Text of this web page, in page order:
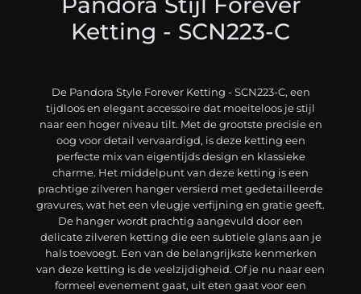
Ketting - SCN223-C
De Pandora Style Forever Ketting - SCN223-C, een
tijdloos en elegant accessoire dat moeiteloos je stijl
naar een hoger niveau tilt. Met de grootste precisie en
oog voor detail vervaardigd, is deze ketting een
perfecte mix van eigentijds design en klassieke
charme. Het middelpunt van deze ketting is een
prachtige zilveren hanger versierd met gedetailleerde
gravures, wat het een vleugje verfijning en gratie geeft.
De hanger wordt prachtig aangevuld door een
delicate zilveren ketting die een subtiele glans aan je
hals toevoegt. Een van de belangrijkste kenmerken
van deze ketting is de veelzijdigheid. Of je nu naar een
formeel evenement gaat, uit eten gaat voor een